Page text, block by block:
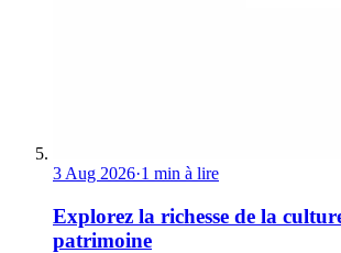
3 Aug 2026·1 min à lire
Explorez la richesse de la
patrimoine